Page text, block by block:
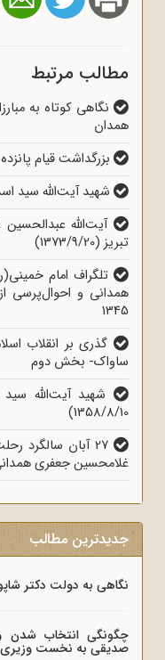
مطالب مرتبط
نگاهی کوتاه به
همدان
بزرگداشت قیام پانزده خرداد
شهید آیت‌الله سید
آیت‌الله
تبریز (1373/9/20)
تلگراف امام
همدانی و احوال‌پرسی
1345
گذری بر انقلاب
ساواک- بخش دوم
شهید آیت‌الله
1358/8/10)
27 آبان سالگرد
غلامحسین جعفری
جدیدترین مطالب
نگاهی به دولت دکتر
چگونگی انتخاب شدن
صدیقی به نخست وزیری در